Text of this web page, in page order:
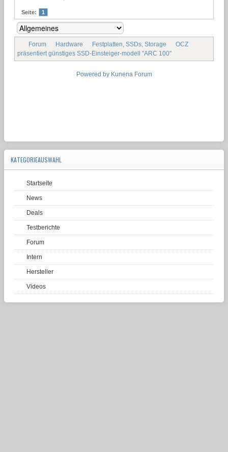
Seite: 1
Forum Hardware Festplatten, SSDs, Storage
OCZ
präsentiert günstiges SSD-Einsteiger-modell "ARC 100"
Powered by Kunena Forum
KATEGORIEAUSWAHL
Startseite
News
Deals
Testberichte
Forum
Intern
Hersteller
Videos